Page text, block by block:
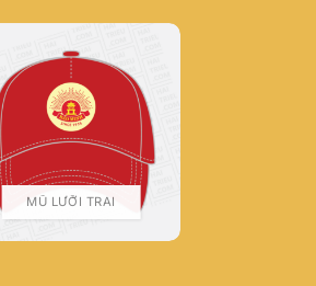
MŨ LƯỠI TRAI